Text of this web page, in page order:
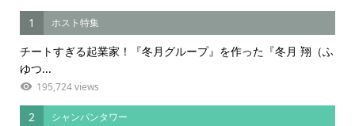
1 ホスト特集
チートすぎる起業家！『冬月グループ』を作った『冬月 翔（ふ
ゆつ...
195,724 views
2 シャンパンタワー